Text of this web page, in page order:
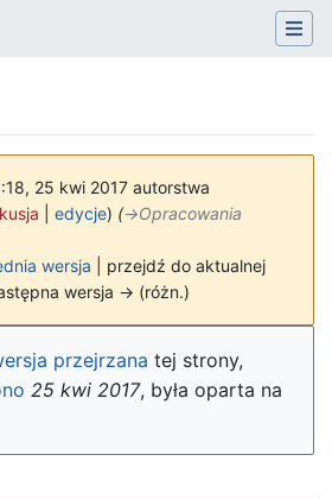
25 kwi 2017 autorstwa
edycje) (→Opracowania
wersja | przejdź do aktualnej
wersja → (różn.)
przejrzana tej strony,
25 kwi 2017, była oparta na